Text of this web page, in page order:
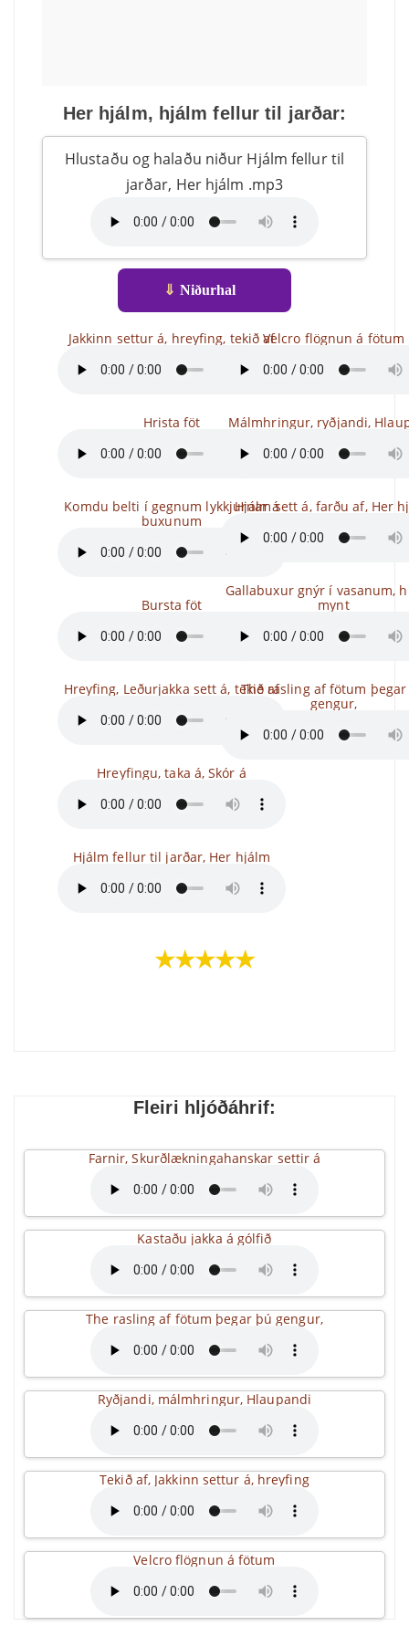
Her hjálm, hjálm fellur til jarðar:
Hlustaðu og halaðu niður Hjálm fellur til
jarðar, Her hjálm .mp3
⇓ Niðurhal
Jakkinn settur á, hreyfing, tekið af
Hrista föt
Komdu belti í gegnum lykkjurnar á
buxunum
Bursta föt
Hreyfing, Leðurjakka sett á, tekið af
Hreyfingu, taka á, Skór á
Hjálm fellur til jarðar, Her hjálm
Velcro flögnun á fötum
Málmhringur, ryðjandi,
Hjálm sett á, farðu af, Her
Gallabuxur gnýr í vasanum,
mynt
The rasling af fötum
gengur,
★★★★★
Fleiri hljóðáhrif:
Farnir, Skurðlækningahanskar settir á
Kastaðu jakka á gólfið
The rasling af fötum þegar þú gengur,
Ryðjandi, málmhringur, Hlaupandi
Tekið af, Jakkinn settur á, hreyfing
Velcro flögnun á fötum